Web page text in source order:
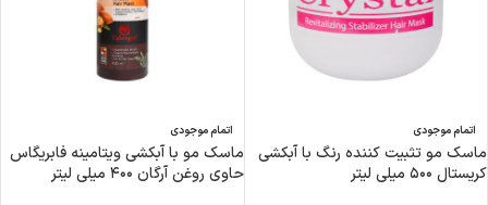
اتمام موجودی
ماسک مو تثبیت کننده رنگ با آبکشی
کریستال ۵۰۰ میلی لیتر
اتمام موجودی
ماسک مو با آبکشی ویتامینه فابریگاس
حاوی روغن آرگان ۴۰۰ میلی لیتر